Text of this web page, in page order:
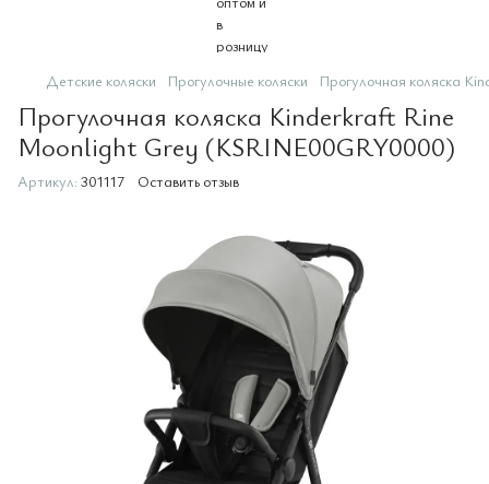
Детские коляски Прогулочные коляски Прогулочная коляска
Прогулочная коляска Kinderkraft Rine
Moonlight Grey (KSRINE00GRY0000)
Артикул: 301117 Оставить отзыв